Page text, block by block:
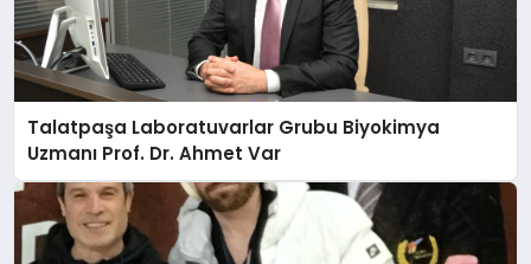
Talatpaşa Laboratuvarlar Grubu Biyokimya
Uzmanı Prof. Dr. Ahmet Var